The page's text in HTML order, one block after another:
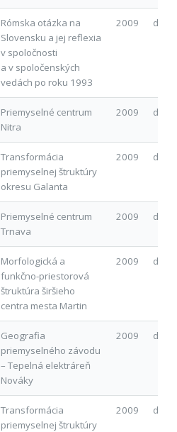
Rómska otázka na
Slovensku a jej reflexia
v spoločnosti
a v spoločenských
vedách po roku 1993
2009 d
Priemyselné centrum
Nitra
2009 d
Transformácia
priemyselnej štruktúry
okresu Galanta
2009 d
Priemyselné centrum
Trnava
2009 d
Morfologická a
funkčno-priestorová
štruktúra širšieho
centra mesta Martin
2009 d
Geografia
priemyselného závodu
– Tepelná elektráreň
Nováky
2009 d
Transformácia
priemyselnej štruktúry
2009 d